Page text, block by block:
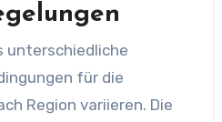
unterschiedliche
für die
Region variieren. Die